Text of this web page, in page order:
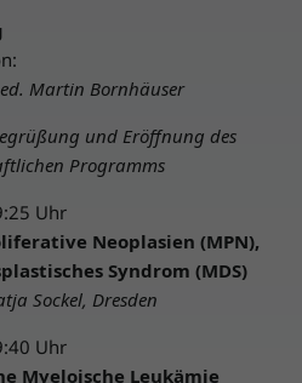
Martin Bornhäuser
und Eröffnung des
Programms
Uhr
Neoplasien (MPN),
Syndrom (MDS)
Sockel, Dresden
Uhr
Myeloische Leukämie